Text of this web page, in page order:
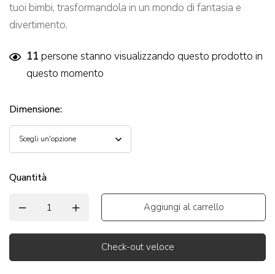
tuoi bimbi, trasformandola in un mondo di fantasia e
divertimento.
11 persone stanno visualizzando questo prodotto in
questo momento
Dimensione:
Quantità
Aggiungi al carrello
Check-out veloce